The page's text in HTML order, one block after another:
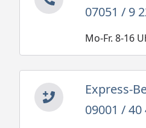
07051 / 9
Mo-Fr. 8-16
Express-
09001 / 40